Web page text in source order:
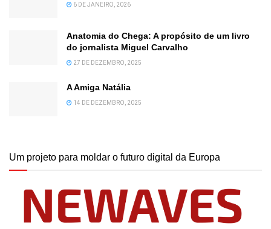
6 DE JANEIRO, 2026
Anatomia do Chega: A propósito de um livro
do jornalista Miguel Carvalho
27 DE DEZEMBRO, 2025
A Amiga Natália
14 DE DEZEMBRO, 2025
Um projeto para moldar o futuro digital da Europa